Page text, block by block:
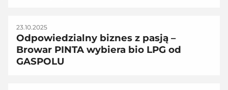
23.10.2025
Odpowiedzialny biznes z pasją –
Browar PINTA wybiera bio LPG od
GASPOLU